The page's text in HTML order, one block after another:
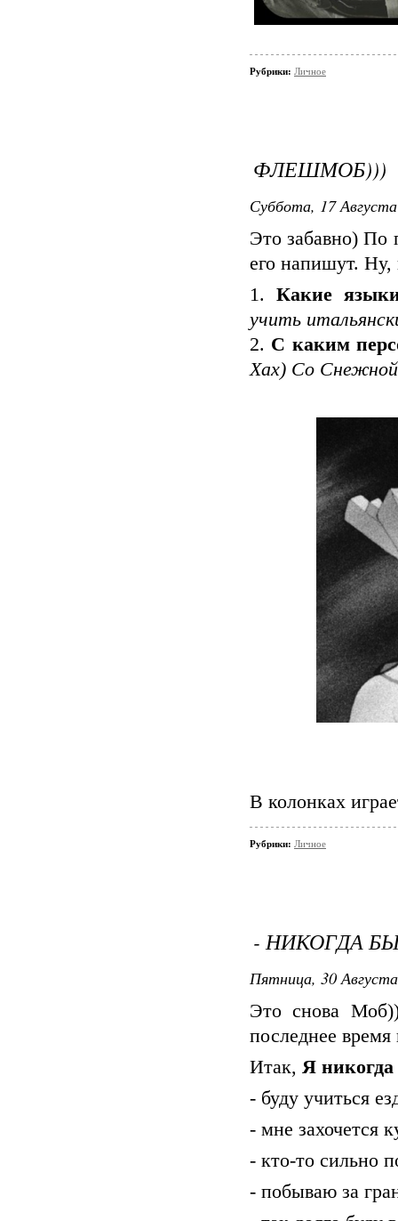
Рубрики: Личное
ФЛЕШМОБ)))
Суббота, 17
Это забавно) По
его напишут.
1. Какие
учить
2. С каким
Хах) Со Снежной
В колонках
Рубрики: Личное
- НИКОГДА
Пятница, 30
Это снова
последнее
Итак, Я
- буду учиться
- мне захочется
- кто-то сильно
- побываю за